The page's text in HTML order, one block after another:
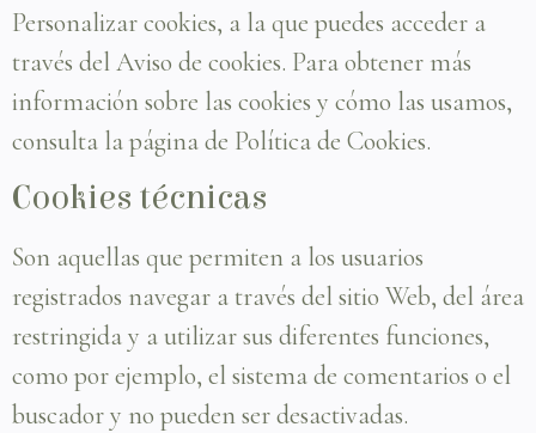
Personalizar cookies, a la que puedes acceder a
través del Aviso de cookies. Para obtener más
información sobre las cookies y cómo las usamos,
consulta la página de Política de Cookies.
Cookies técnicas
Son aquellas que permiten a los usuarios
registrados navegar a través del sitio Web, del área
restringida y a utilizar sus diferentes funciones,
como por ejemplo, el sistema de comentarios o el
buscador y no pueden ser desactivadas.